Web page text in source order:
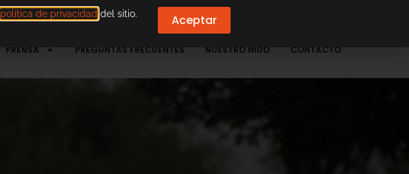
PRENSA PREGUNTAS FRECUENTES NUESTRO NIDO CONTACTO
política de privacidad del sitio. Aceptar